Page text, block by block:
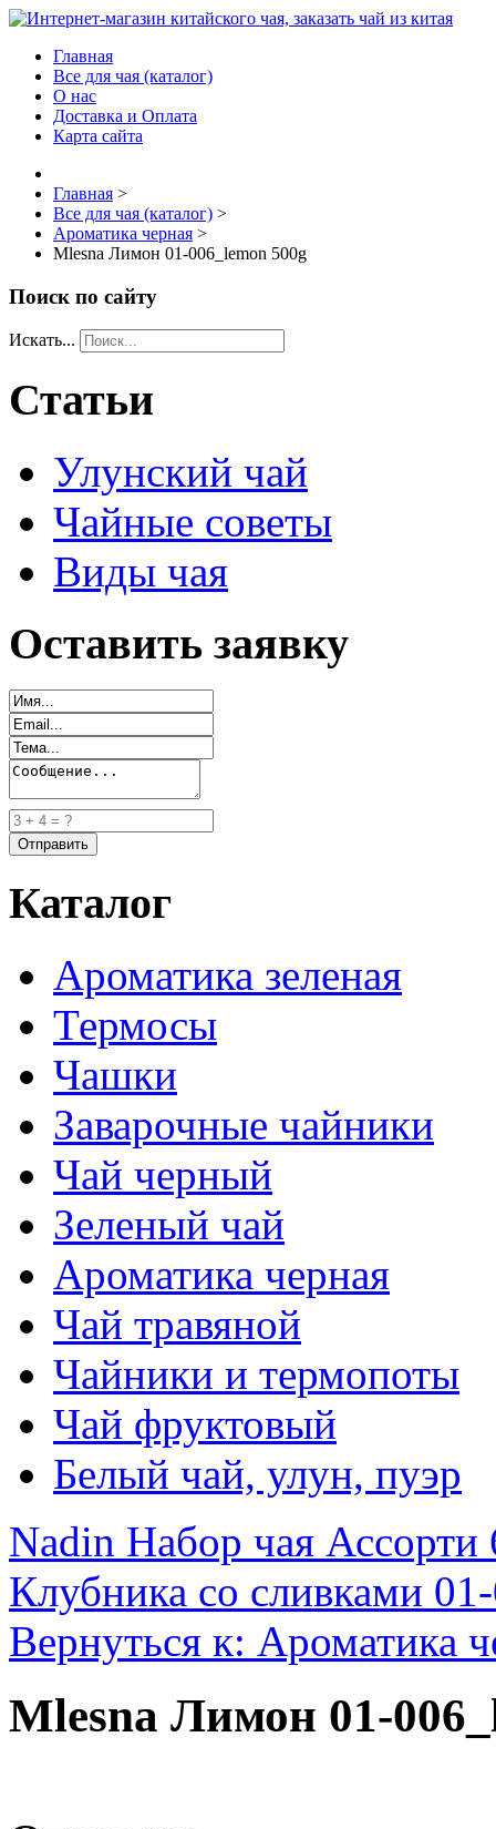
Главная
Все для чая (каталог)
О нас
Доставка и Оплата
Карта сайта
Главная >
Все для чая (каталог) >
Ароматика черная >
Mlesna Лимон 01-006_lemon 500g
Поиск по сайту
Искать...
Статьи
Улунский чай
Чайные советы
Виды чая
Оставить заявку
Каталог
Ароматика зеленая
Термосы
Чашки
Заварочные чайники
Чай черный
Зеленый чай
Ароматика черная
Чай травяной
Чайники и термопоты
Чай фруктовый
Белый чай, улун, пуэр
Nadin Набор чая
Клубника со сливками
Вернуться к: Ароматика
Mlesna Лимон 01-